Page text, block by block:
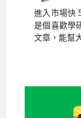
進入市場快
是個喜歡學
文章，能幫